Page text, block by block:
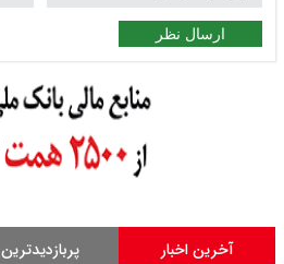
ارسال نظر
آخرین اخبار پربازدیدترین